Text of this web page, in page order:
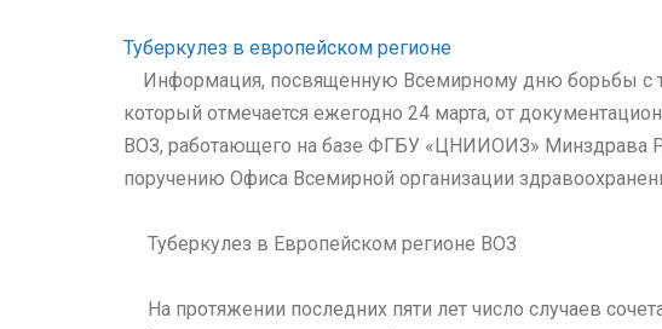
Туберкулез в европейском регионе
Информация, посвященную Всемирному дню борьбы с
который отмечается ежегодно 24 марта, от
ВОЗ, работающего на базе ФГБУ «ЦНИИОИЗ» Минздрава
поручению Офиса Всемирной организации
Туберкулез в Европейском регионе ВОЗ
На протяжении последних пяти лет число случаев